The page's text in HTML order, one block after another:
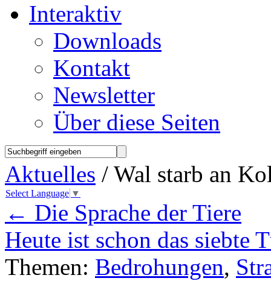
Interaktiv
Downloads
Kontakt
Newsletter
Über diese Seiten
Aktuelles / Wal starb an
Select Language ▼
← Die Sprache der Tiere
Heute ist schon das
Themen: Bedrohungen,